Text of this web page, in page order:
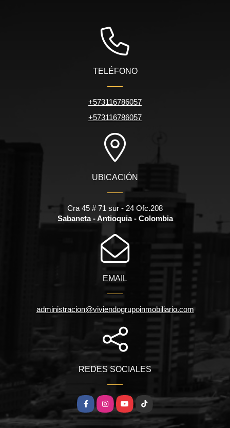
TELÉFONO
+573116786057
+573116786057
UBICACIÓN
Cra 45 # 71 sur - 24 Ofc.208
Sabaneta - Antioquia - Colombia
EMAIL
administracion@viviendogrupoinmobiliario.com
REDES SOCIALES
FacebookInstagramYouTubeTikTok